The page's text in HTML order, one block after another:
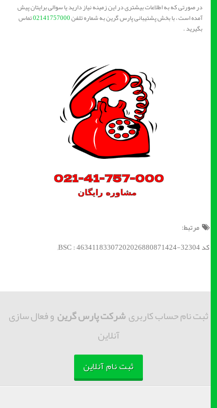
در صورتی که به اطلاعات بیشتری در این زمینه نیاز دارید یا سوالی برایتان پیش
آمده است ، با بخش پشتیبانی پارس گرین به شماره تلفن02141757000تماس
بگیرید .
مرتبط:
کد BSC : 46341183307202026880871424-32304;
ثبت نام حساب کاربریشرکت پارس گرینو فعال سازی
آنلاین
ثبت نام آنلاین